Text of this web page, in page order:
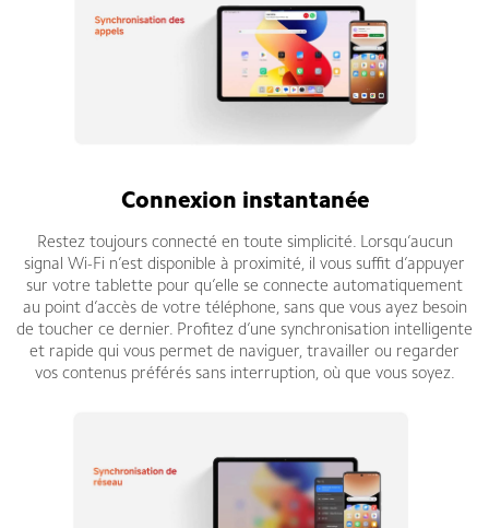
Connexion instantanée
Restez toujours connecté en toute simplicité. Lorsqu’aucun
signal Wi-Fi n’est disponible à proximité, il vous suffit d’appuyer
sur votre tablette pour qu’elle se connecte automatiquement
au point d’accès de votre téléphone, sans que vous ayez besoin
de toucher ce dernier. Profitez d’une synchronisation intelligente
et rapide qui vous permet de naviguer, travailler ou regarder
vos contenus préférés sans interruption, où que vous soyez.